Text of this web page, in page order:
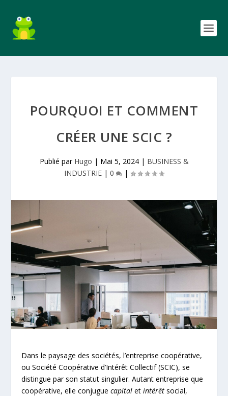
POURQUOI ET COMMENT
CRÉER UNE SCIC ?
Publié par Hugo | Mai 5, 2024| BUSINESS &
INDUSTRIE | 0 |
Dans le paysage des sociétés, l’entreprise coopérative,
ou Société Coopérative d’Intérêt Collectif (SCIC), se
distingue par son statut singulier. Autant entreprise que
coopérative, elle conjuguecapital etintérêt social,